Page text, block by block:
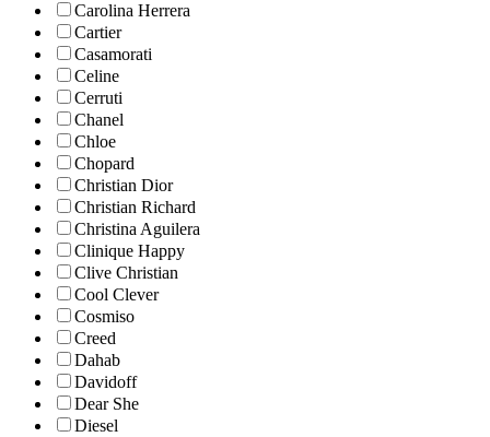
Carolina Herrera
Cartier
Casamorati
Celine
Cerruti
Chanel
Chloe
Chopard
Christian Dior
Christian Richard
Christina Aguilera
Clinique Happy
Clive Christian
Cool Clever
Cosmiso
Creed
Dahab
Davidoff
Dear She
Diesel